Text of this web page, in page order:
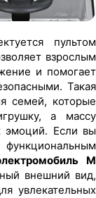
пультом
взрослым
и помогает
Такая
семей, которые
а массу
эмоций. Если вы
M
внешний вид,
увлекательных